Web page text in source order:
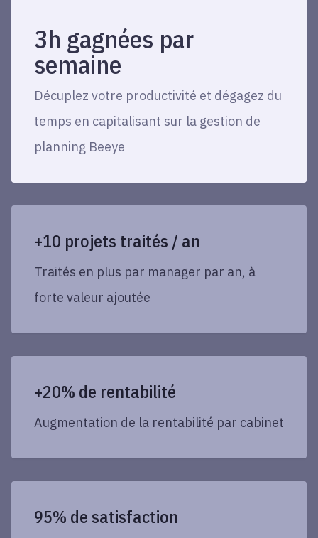
3h gagnées par
semaine
Décuplez votre productivité et dégagez du
temps en capitalisant sur la gestion de
planning Beeye
+10 projets traités / an
Traités en plus par manager par an, à
forte valeur ajoutée
+20% de rentabilité
Augmentation de la rentabilité par cabinet
95% de satisfaction